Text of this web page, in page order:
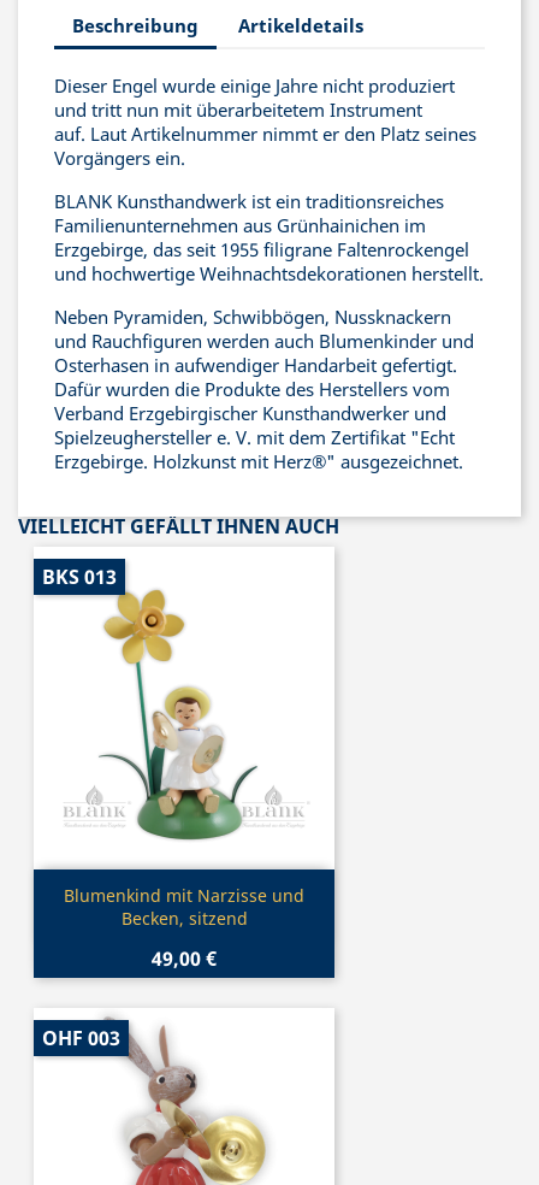
Beschreibung Artikeldetails
Dieser Engel wurde einige Jahre nicht produziert
und tritt nun mit überarbeitetem Instrument
auf. Laut Artikelnummer nimmt er den Platz seines
Vorgängers ein.
BLANK Kunsthandwerk ist ein traditionsreiches
Familienunternehmen aus Grünhainichen im
Erzgebirge, das seit 1955 filigrane Faltenrockengel
und hochwertige Weihnachtsdekorationen herstellt.
Neben Pyramiden, Schwibbögen, Nussknackern
und Rauchfiguren werden auch Blumenkinder und
Osterhasen in aufwendiger Handarbeit gefertigt.
Dafür wurden die Produkte des Herstellers vom
Verband Erzgebirgischer Kunsthandwerker und
Spielzeughersteller e. V. mit dem Zertifikat "Echt
Erzgebirge. Holzkunst mit Herz®" ausgezeichnet.
VIELLEICHT GEFÄLLT IHNEN AUCH
Vorschau
Blumenkind mit Narzisse und
Becken, sitzend
49,00 €
BKS 013
OHF 003